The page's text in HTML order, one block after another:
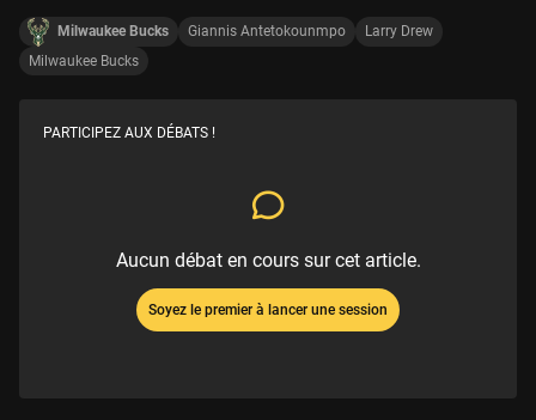
Milwaukee Bucks Giannis Antetokounmpo
Larry Drew
Milwaukee Bucks
PARTICIPEZ AUX DÉBATS !
Aucun débat en cours sur cet article.
Soyez le premier à lancer une session